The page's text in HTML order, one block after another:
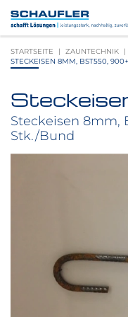
Inhalt
Hauptnavigation
Footernavigation
Logo
Schaufler
verlinkt
zur
STARTSEITE ZAUNTECHNIK
STECKEISEN 8MM, BST550,
Produktbilder
Steckeisen 8mm,
Stk./Bund